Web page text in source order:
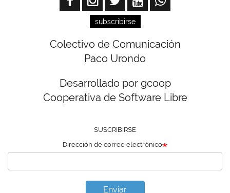
subscribirse
Colectivo de Comunicación
Paco Urondo
Desarrollado por gcoop
Cooperativa de Software Libre
SUSCRIBIRSE
Dirección de correo electrónico
Enviar